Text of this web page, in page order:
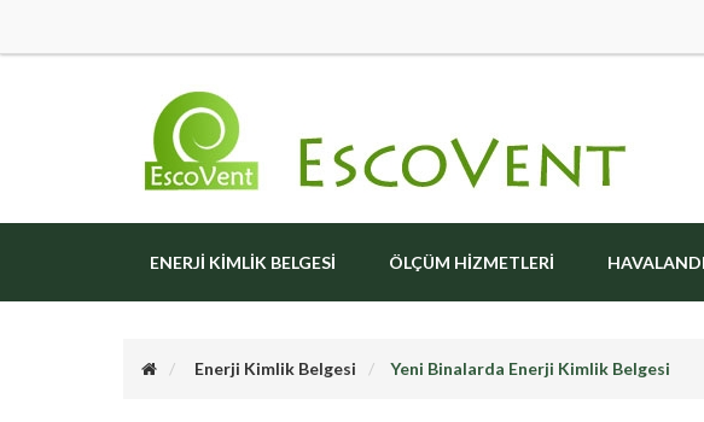
ENERJI KIMLIK BELGESI ÖLÇÜM HIZMETLERI
Enerji Kimlik Belgesi Yeni Binalarda Enerji Kimlik Belgesi